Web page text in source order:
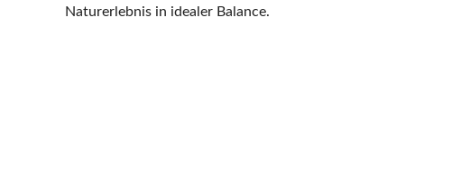
Naturerlebnis in idealer Balance.